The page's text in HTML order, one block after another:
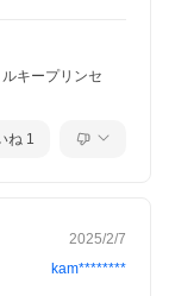
キープリンセ
ね 1
2025/2/7
kam********